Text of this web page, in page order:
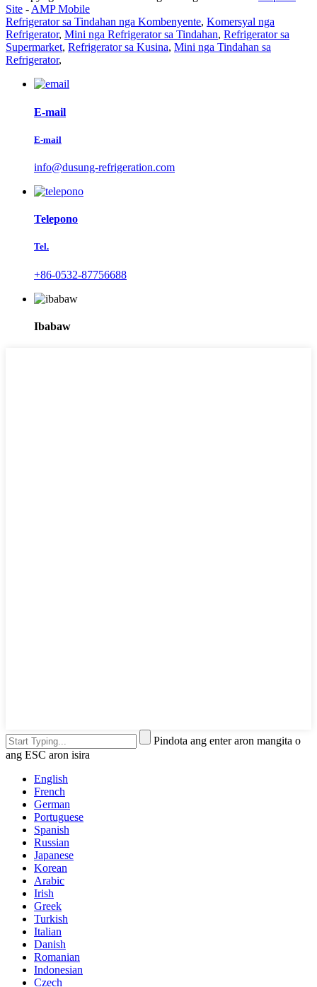
Site - AMP Mobile
Refrigerator sa Tindahan nga Kombenyente, Komersyal nga
Refrigerator, Mini nga Refrigerator sa Tindahan, Refrigerator sa
Supermarket, Refrigerator sa Kusina, Mini nga Tindahan sa
Refrigerator,
E-mail
E-mail
info@dusung-refrigeration.com
Telepono
Tel.
+86-0532-87756688
Ibabaw
Pindota ang enter aron mangita o
ang ESC aron isira
English
French
German
Portuguese
Spanish
Russian
Japanese
Korean
Arabic
Irish
Greek
Turkish
Italian
Danish
Romanian
Indonesian
Czech